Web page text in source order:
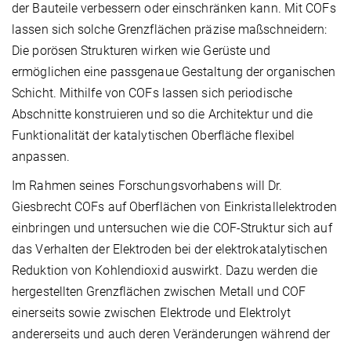
der Bauteile verbessern oder einschränken kann. Mit COFs
lassen sich solche Grenzflächen präzise maßschneidern:
Die porösen Strukturen wirken wie Gerüste und
ermöglichen eine passgenaue Gestaltung der organischen
Schicht. Mithilfe von COFs lassen sich periodische
Abschnitte konstruieren und so die Architektur und die
Funktionalität der katalytischen Oberfläche flexibel
anpassen.
Im Rahmen seines Forschungsvorhabens will Dr.
Giesbrecht COFs auf Oberflächen von Einkristallelektroden
einbringen und untersuchen wie die COF-Struktur sich auf
das Verhalten der Elektroden bei der elektrokatalytischen
Reduktion von Kohlendioxid auswirkt. Dazu werden die
hergestellten Grenzflächen zwischen Metall und COF
einerseits sowie zwischen Elektrode und Elektrolyt
andererseits und auch deren Veränderungen während der